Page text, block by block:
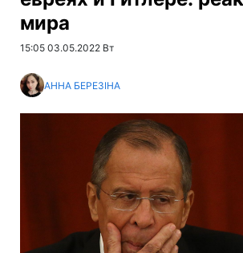
мира
15:05 03.05.2022 Вт
АННА БЕРЕЗІНА